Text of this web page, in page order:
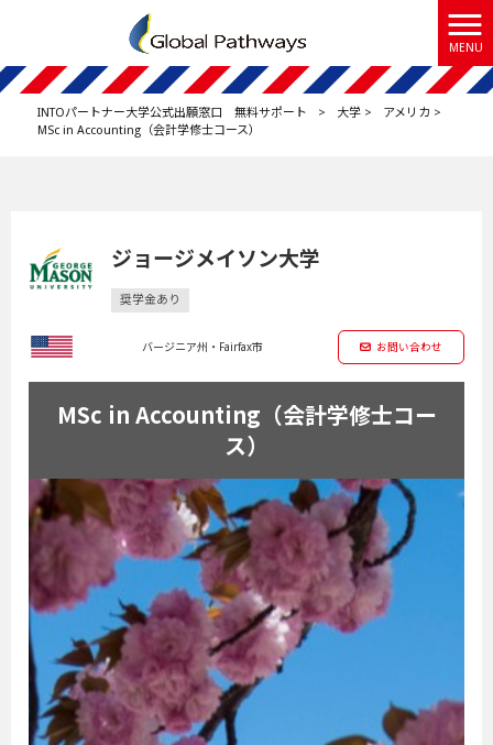
MENU
INTOパートナー大学公式出願窓口 無料サポート > 大学 > アメリカ >
MSc in Accounting（会計学修士コース）
ジョージメイソン大学
奨学金あり
バージニア州・Fairfax市 お問い合わせ
MSc in Accounting（会計学修士コー
ス）